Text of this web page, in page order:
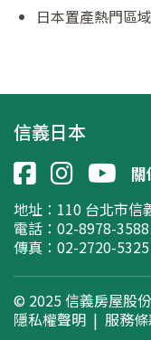
日本置產熱門區
信義日本
關
地址： 110 台北市信
電話：02-8978-3588
傳真：02-2720-5325
© 2025 信義房屋股
隱私權聲明 | 服務